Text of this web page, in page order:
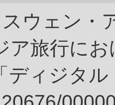
ウェン・
ア旅行にお
ディジタ